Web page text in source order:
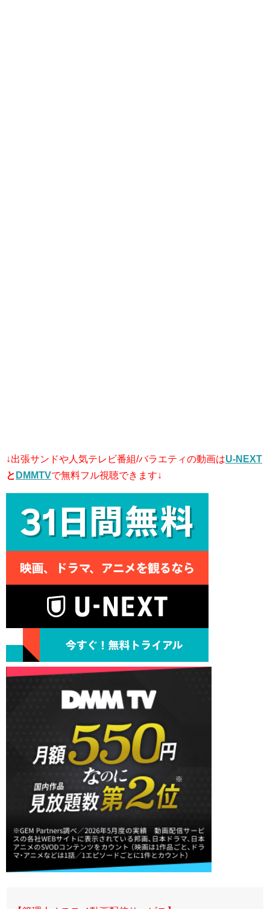
↓出張サンドや人気テレビ番組/バラエティの動画はU-NEXT
と DMMTVで無料フル視聴できます↓